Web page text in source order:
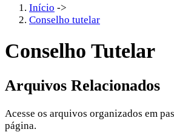
Início ->
Conselho tutelar
Conselho Tutelar
Arquivos Relacionados
Acesse os arquivos organizados em
página.